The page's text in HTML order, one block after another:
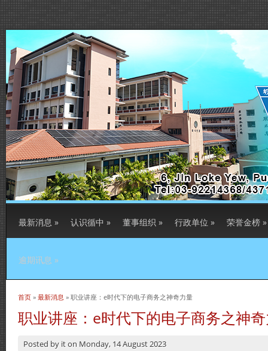
最新消息 » 认识循中 » 董事组织 » 行政单位 » 荣誉金榜 »
逾期讯息 »
当前位置
首页 » 最新消息 » 职业讲座：e时代下的电子商务之神奇力量
职业讲座：e时代下的电子商务之神
Posted by iton Monday, 14 August 2023